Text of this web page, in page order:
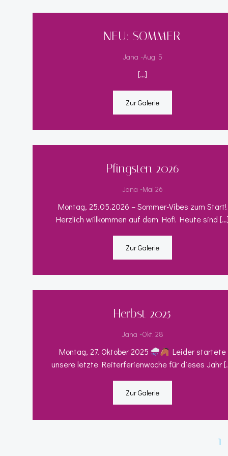
NEU: SOMMER
Jana -Aug. 5
[…]
Zur Galerie
Pfingsten 2026
Jana -Mai 26
Montag, 25.05.2026 – Sommer-Vibes zum Start!
Herzlich willkommen auf dem Hof! Heute sind […]
Zur Galerie
Herbst 2025
Jana -Okt. 28
Montag, 27. Oktober 2025
Leider startete
unsere letzte Reiterferienwoche für dieses Jahr
Zur Galerie
1